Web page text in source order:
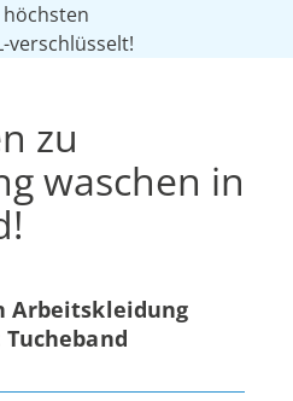
verschlüsselt!
zu
waschen in
Arbeitskleidung